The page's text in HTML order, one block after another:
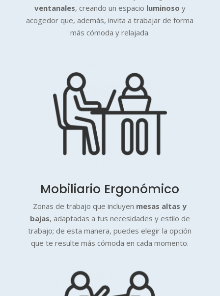
ventanales, creando un espacio luminoso y
acogedor que, además, invita a trabajar de forma
más cómoda y relajada.
Mobiliario Ergonómico
Zonas de trabajo que incluyen mesas altas y
bajas, adaptadas a tus necesidades y estilo de
trabajo; de esta manera, puedes elegir la opción
que te resulte más cómoda en cada momento.